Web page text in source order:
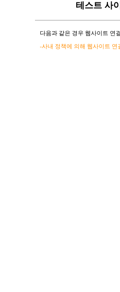
테스트 사
다음과 같은 경우 웹사이트 연
-사내 정책에 의해 웹사이트